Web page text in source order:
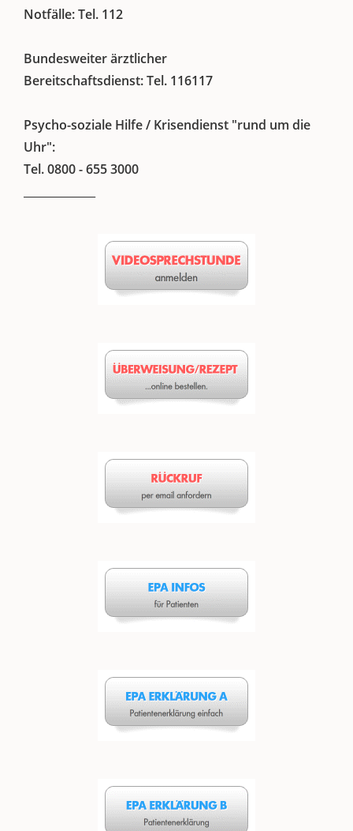
Notfälle: Tel. 112
Bundesweiter ärztlicher
Bereitschaftsdienst: Tel. 116117
Psycho-soziale Hilfe / Krisendienst "rund um die
Uhr":
Tel. 0800 - 655 3000